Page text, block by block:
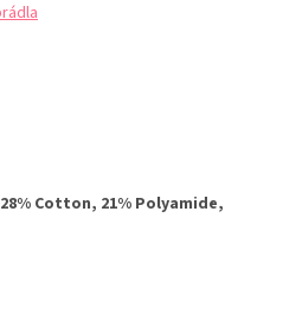
Cotton, 21% Polyamide,